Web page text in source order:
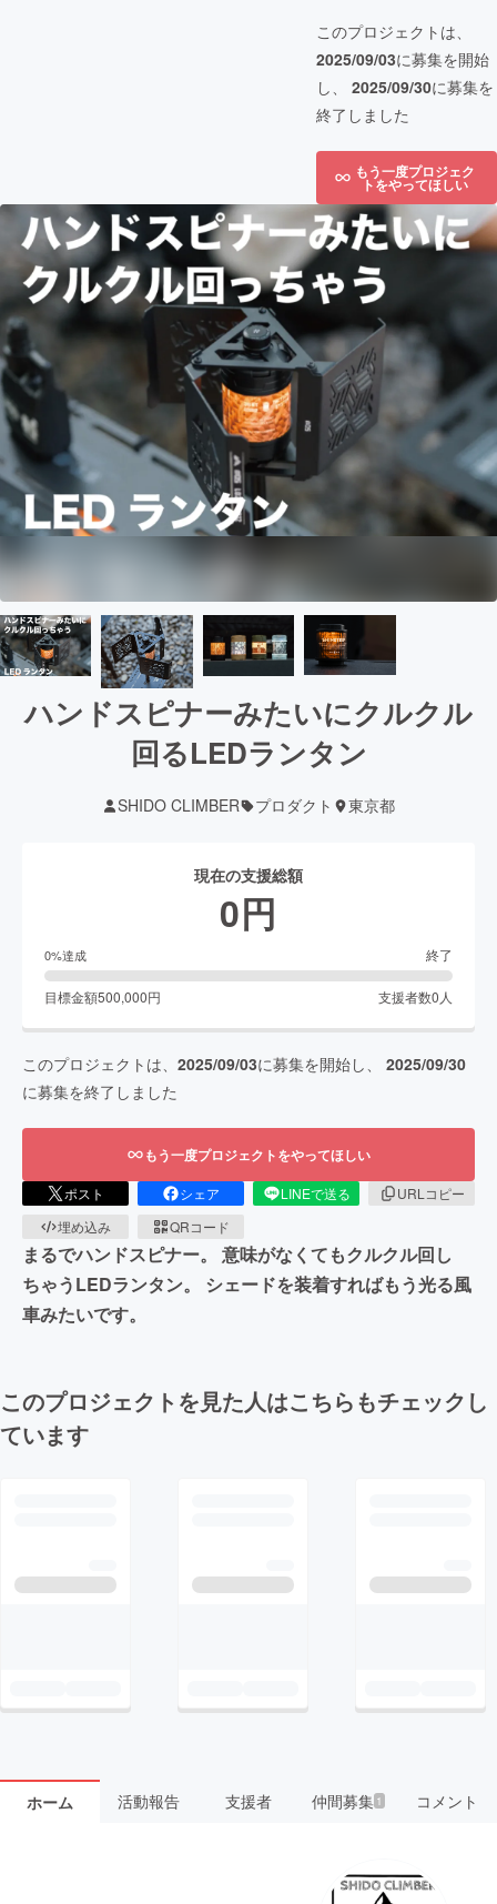
このプロジェクトは、
2025/09/03に募集を開始
し、 2025/09/30に募集を
終了しました
もう一度プロジェク
トをやってほしい
ハンドスピナーみたいにクルクル
回るLEDランタン
SHIDO CLIMBER プロダクト 東京都
現在の支援総額
0円
0%達成 終了
目標金額500,000円 支援者数0 人
このプロジェクトは、 2025/09/03に募集を開始し、 2025/09/30
に募集を終了しました
もう一度プロジェクトをやってほしい
ポスト シェア LINEで送る
URLコピー
埋め込み
QRコード
まるでハンドスピナー。 意味がなくてもクルクル回し
ちゃうLEDランタン。 シェードを装着すればもう光る風
車みたいです。
このプロジェクトを見た人はこちらもチェックし
ています
ホーム 活動報告 支援者 仲間募集 1 コメント